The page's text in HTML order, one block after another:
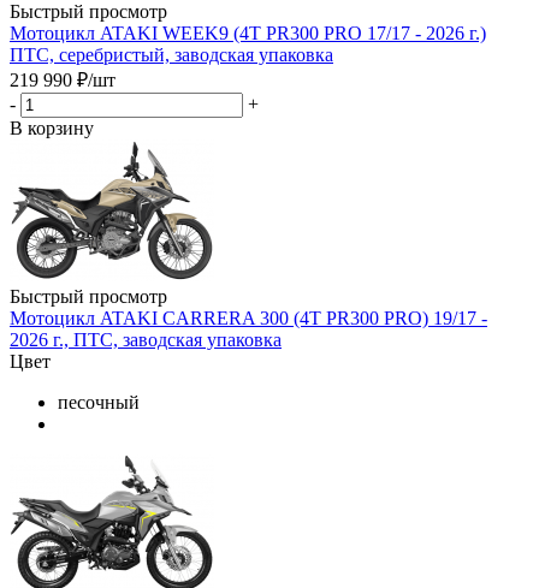
Быстрый просмотр
Мотоцикл ATAKI WEEK9 (4T PR300 PRO 17/17 - 2026 г.)
ПТС, серебристый, заводская упаковка
219 990 ₽/шт
-
+
В корзину
Быстрый просмотр
Мотоцикл ATAKI CARRERA 300 (4T PR300 PRO) 19/17 -
2026 г., ПТС, заводская упаковка
Цвет
песочный